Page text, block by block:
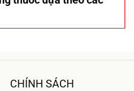
CHÍNH SÁCH